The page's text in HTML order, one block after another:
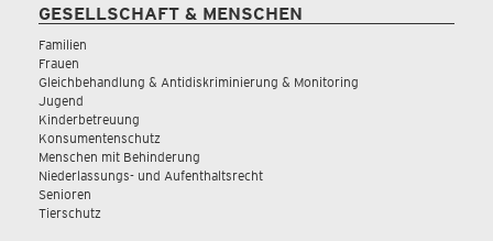
GESELLSCHAFT & MENSCHEN
Familien
Frauen
Gleichbehandlung & Antidiskriminierung & Monitoring
Jugend
Kinderbetreuung
Konsumentenschutz
Menschen mit Behinderung
Niederlassungs- und Aufenthaltsrecht
Senioren
Tierschutz